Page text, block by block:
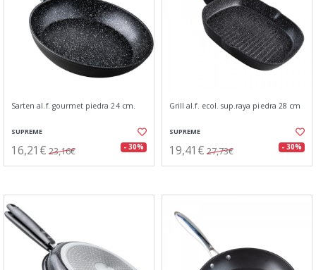
Sarten al.f. gourmet piedra 24 cm.
SUPREME
16,21€ 23,16€ - 30%
Grill al.f. ecol. sup.raya piedra 28 cm
SUPREME
19,41€ 27,73€ - 30%